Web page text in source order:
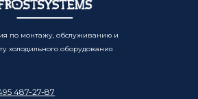
487-27-87
по монтажу, обслуживанию и
холодильного оборудования